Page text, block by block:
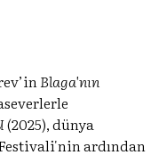
Blaga'nın
(2025), dünya
ardından